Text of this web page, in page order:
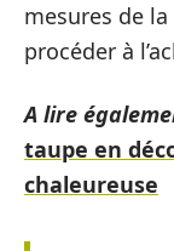
mesures de
procéder à
A lire
taupe en
chaleureuse